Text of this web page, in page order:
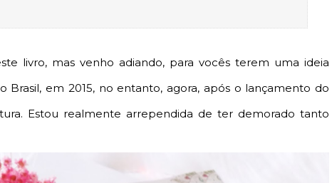
livro, mas venho adiando, para vocês terem uma ideia
em 2015, no entanto, agora, após o lançamento do
Estou realmente arrependida de ter demorado tanto